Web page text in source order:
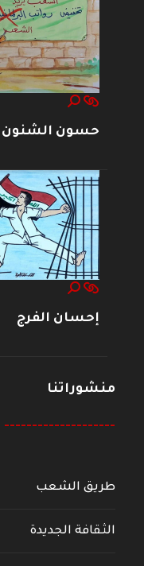
حسون الشنون
إحسان الفرج
منشوراتنا
--------------------
طريق الشعب
الثقافة الجديدة